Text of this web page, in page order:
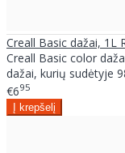
Creall Basic dažai, 1L
Creall Basic color
dažai, kurių sudėtyje
€695